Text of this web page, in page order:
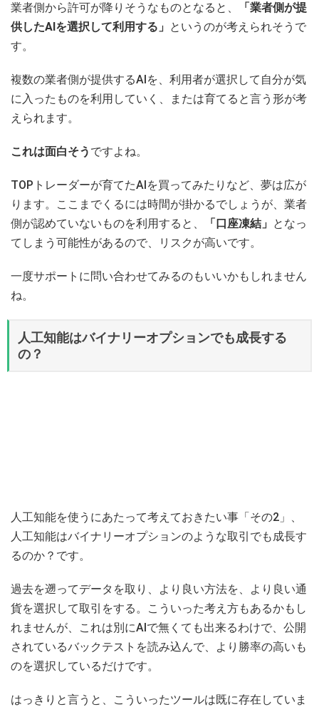
業者側から許可が降りそうなものとなると、
「業者側が提
供したAIを選択して利用する」 というのが考えられそうで
す。
複数の業者側が提供するAIを、利用者が選択して自分が気
に入ったものを利用していく、または育てると言う形が考
えられます。
これは面白そう ですよね。
TOPトレーダーが育てたAIを買ってみたりなど、夢は広が
ります。ここまでくるには時間が掛かるでしょうが、業者
側が認めていないものを利用すると、
「口座凍結」 となっ
てしまう可能性があるので、リスクが高いです。
一度サポートに問い合わせてみるのもいいかもしれません
ね。
人工知能はバイナリーオプションでも成長する
の？
人工知能を使うにあたって考えておきたい事「その2」、
人工知能はバイナリーオプションのような取引でも成長す
るのか？です。
過去を遡ってデータを取り、より良い方法を、より良い通
貨を選択して取引をする。こういった考え方もあるかもし
れませんが、これは別にAIで無くても出来るわけで、公開
されているバックテストを読み込んで、より勝率の高いも
のを選択しているだけです。
はっきりと言うと、こういったツールは既に存在していま